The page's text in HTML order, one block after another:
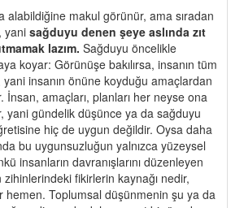
alabildiğine makul görünür, ama sıradan
yanisağduyu denen şeye aslında zıt
lazım. Sağduyu öncelikle
koyar: Görünüşe bakılırsa, insanın tüm
insanın önüne koyduğu amaçlardan
İnsan, amaçları, planları her neyse ona
yani gündelik düşünce ya da sağduyu
hiç de uygun değildir. Oysa daha
bu uygunsuzluğun yalnızca yüzeysel
insanların davranışlarını düzenleyen
zihinlerindeki fikirlerin kaynağı nedir,
hemen. Toplumsal düşünmenin şu ya da